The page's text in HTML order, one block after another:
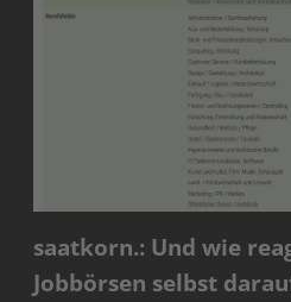
saatkorn.: Und wie
Jobbörsen selbst